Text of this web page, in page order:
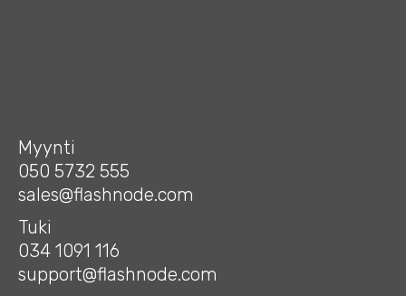
Myynti
050 5732 555
sales@flashnode.com
Tuki
034 1091 116
support@flashnode.com